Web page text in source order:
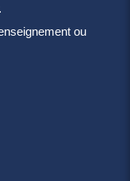
.
ou